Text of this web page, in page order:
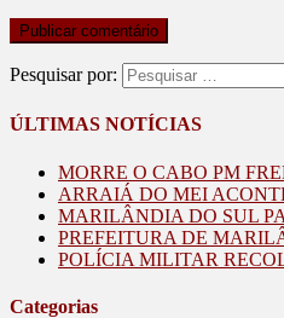
Pesquisar por:
ÚLTIMAS NOTÍCIAS
MORRE O CABO PM
ARRAIÁ DO MEI
MARILÂNDIA DO SUL
PREFEITURA DE
POLÍCIA MILITAR
Categorias